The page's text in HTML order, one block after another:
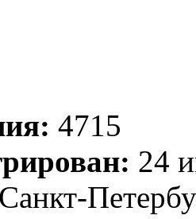
4715
24
Санкт-